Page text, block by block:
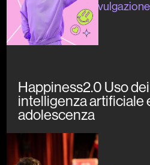
#formazione #divulgazione
Happiness2.0 Uso
intelligenza artificiale
adolescenza
In corso